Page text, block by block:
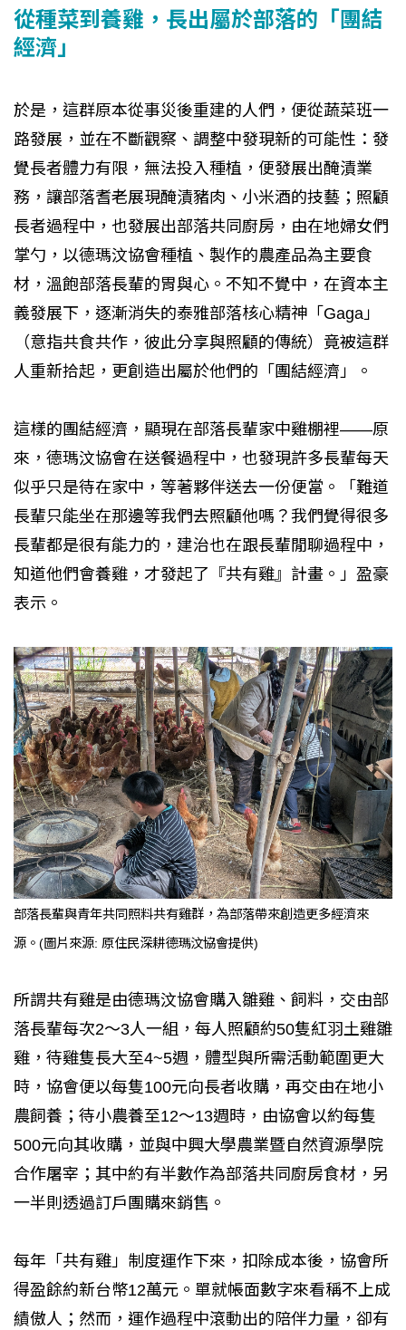
從種菜到養雞，長出屬於部落的「團結
經濟」
於是，這群原本從事災後重建的人們，便從蔬菜班一
路發展，並在不斷觀察、調整中發現新的可能性：發
覺長者體力有限，無法投入種植，便發展出醃漬業
務，讓部落耆老展現醃漬豬肉、小米酒的技藝；照顧
長者過程中，也發展出部落共同廚房，由在地婦女們
掌勺，以德瑪汶協會種植、製作的農產品為主要食
材，溫飽部落長輩的胃與心。不知不覺中，在資本主
義發展下，逐漸消失的泰雅部落核心精神「Gaga」
（意指共食共作，彼此分享與照顧的傳統）竟被這群
人重新拾起，更創造出屬於他們的「團結經濟」。
這樣的團結經濟，顯現在部落長輩家中雞棚裡——原
來，德瑪汶協會在送餐過程中，也發現許多長輩每天
似乎只是待在家中，等著夥伴送去一份便當。「難道
長輩只能坐在那邊等我們去照顧他嗎？我們覺得很多
長輩都是很有能力的，建治也在跟長輩閒聊過程中，
知道他們會養雞，才發起了『共有雞』計畫。」盈豪
表示。
部落長輩與青年共同照料共有雞群，為部落帶來創造更多經濟來
源。(圖片來源: 原住民深耕德瑪汶協會提供)
所謂共有雞是由德瑪汶協會購入雛雞、飼料，交由部
落長輩每次2～3人一組，每人照顧約50隻紅羽土雞雛
雞，待雞隻長大至4~5週，體型與所需活動範圍更大
時，協會便以每隻100元向長者收購，再交由在地小
農飼養；待小農養至12～13週時，由協會以約每隻
500元向其收購，並與中興大學農業暨自然資源學院
合作屠宰；其中約有半數作為部落共同廚房食材，另
一半則透過訂戶團購來銷售。
每年「共有雞」制度運作下來，扣除成本後，協會所
得盈餘約新台幣12萬元。單就帳面數字來看稱不上成
績傲人；然而，運作過程中滾動出的陪伴力量，卻有